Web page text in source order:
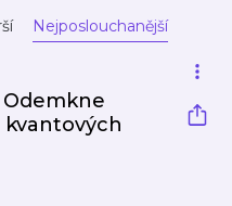
Nejposlouchanější
Odemkne